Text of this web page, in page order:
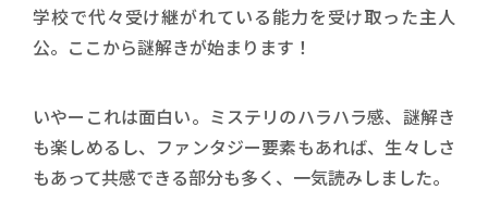
学校で代々受け継がれている能力を受け取った主人
公。ここから謎解きが始まります！
いやーこれは面白い。ミステリのハラハラ感、謎解き
も楽しめるし、ファンタジー要素もあれば、生々しさ
もあって共感できる部分も多く、一気読みしました。